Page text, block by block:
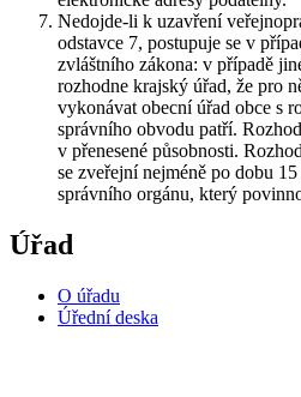
Nedojde-li k uzavření
odstavce 7, postupuje se v
zvláštního zákona: v případě
rozhodne krajský úřad, že pro
vykonávat obecní úřad obce s
správního obvodu patří.
v přenesené působnosti.
se zveřejní nejméně po dobu
správního orgánu, který
Úřad
O úřadu
Úřední deska